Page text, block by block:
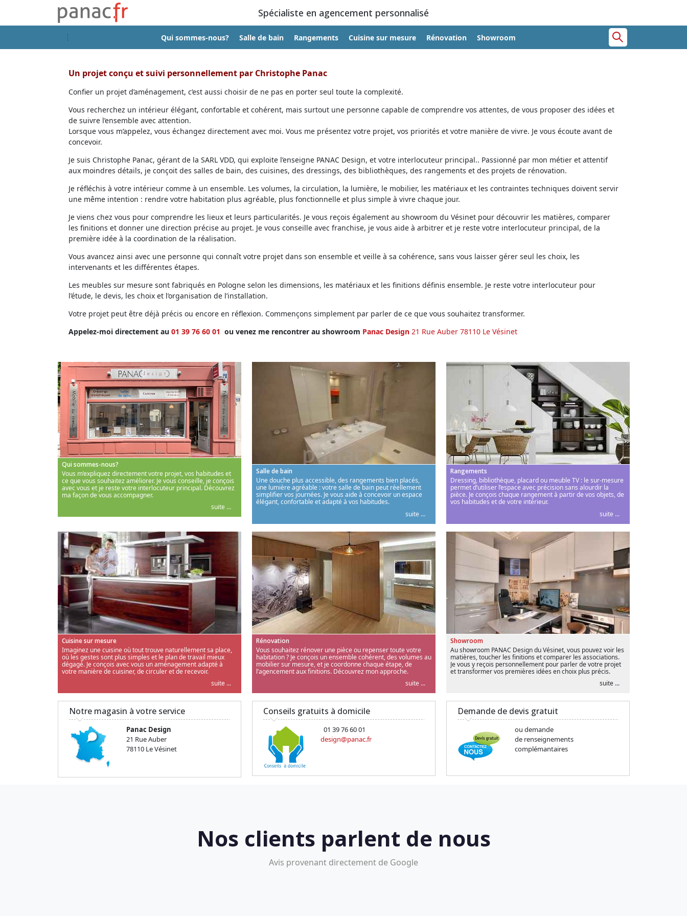
Spécialiste en agencement personnalisé
Qui sommes-nous? Salle de bain Rangements Cuisine sur mesure Rénovation Showroom
Un projet conçu et suivi personnellement par Christophe Panac
Confier un projet d’aménagement, c’est aussi choisir de ne pas en porter seul toute la complexité.
Vous recherchez un intérieur élégant, confortable et cohérent, mais surtout une personne capable de comprendre vos attentes, de vous proposer des idées et
de suivre l’ensemble avec attention.
Lorsque vous m’appelez, vous échangez directement avec moi. Vous me présentez votre projet, vos priorités et votre manière de vivre. Je vous écoute avant de
concevoir.
Je suis Christophe Panac, gérant de la SARL VDD, qui exploite l’enseigne PANAC Design, et votre interlocuteur principal.. Passionné par mon métier et attentif
aux moindres détails, je conçoit des salles de bain, des cuisines, des dressings, des bibliothèques, des rangements et des projets de rénovation.
Je réfléchis à votre intérieur comme à un ensemble. Les volumes, la circulation, la lumière, le mobilier, les matériaux et les contraintes techniques doivent servir
une même intention : rendre votre habitation plus agréable, plus fonctionnelle et plus simple à vivre chaque jour.
Je viens chez vous pour comprendre les lieux et leurs particularités. Je vous reçois également au showroom du Vésinet pour découvrir les matières, comparer
les finitions et donner une direction précise au projet. Je vous conseille avec franchise, je vous aide à arbitrer et je reste votre interlocuteur principal, de la
première idée à la coordination de la réalisation.
Vous avancez ainsi avec une personne qui connaît votre projet dans son ensemble et veille à sa cohérence, sans vous laisser gérer seul les choix, les
intervenants et les différentes étapes.
Les meubles sur mesure sont fabriqués en Pologne selon les dimensions, les matériaux et les finitions définis ensemble. Je reste votre interlocuteur pour
l’étude, le devis, les choix et l’organisation de l’installation.
Votre projet peut être déjà précis ou encore en réflexion. Commençons simplement par parler de ce que vous souhaitez transformer.
Appelez-moi directement au 01 39 76 60 01 ou venez me rencontrer au showroom Panac Design 21 Rue Auber 78110 Le Vésinet
Qui sommes-nous?
Vous m’expliquez directement votre projet, vos habitudes et
ce que vous souhaitez améliorer. Je vous conseille, je conçois
avec vous et je reste votre interlocuteur principal. Découvrez
ma façon de vous accompagner.
suite ...
Salle de bain
Une douche plus accessible, des rangements bien placés,
une lumière agréable : votre salle de bain peut réellement
simplifier vos journées. Je vous aide à concevoir un espace
élégant, confortable et adapté à vos habitudes.
suite ...
Rangements
Dressing, bibliothèque, placard ou meuble TV : le sur-mesure
permet d’utiliser l’espace avec précision sans alourdir la
pièce. Je conçois chaque rangement à partir de vos objets, de
vos habitudes et de votre intérieur.
suite ...
Cuisine sur mesure
Imaginez une cuisine où tout trouve naturellement sa place,
où les gestes sont plus simples et le plan de travail mieux
dégagé. Je conçois avec vous un aménagement adapté à
votre manière de cuisiner, de circuler et de recevoir.
suite ...
Rénovation
Vous souhaitez rénover une pièce ou repenser toute votre
habitation ? Je conçois un ensemble cohérent, des volumes au
mobilier sur mesure, et je coordonne chaque étape, de
l’agencement aux finitions. Découvrez mon approche.
suite ...
Showroom
Au showroom PANAC Design du Vésinet, vous pouvez voir les
matières, toucher les finitions et comparer les associations.
Je vous y reçois personnellement pour parler de votre projet
et transformer vos premières idées en choix plus précis.
suite ...
Notre magasin à votre service
Panac Design
21 Rue Auber
78110 Le Vésinet
Conseils gratuits à domicile
01 39 76 60 01
design@panac.fr
Demande de devis gratuit
ou demande
de renseignements
complémantaires
Nos clients parlent de nous
Avis provenant directement de Google